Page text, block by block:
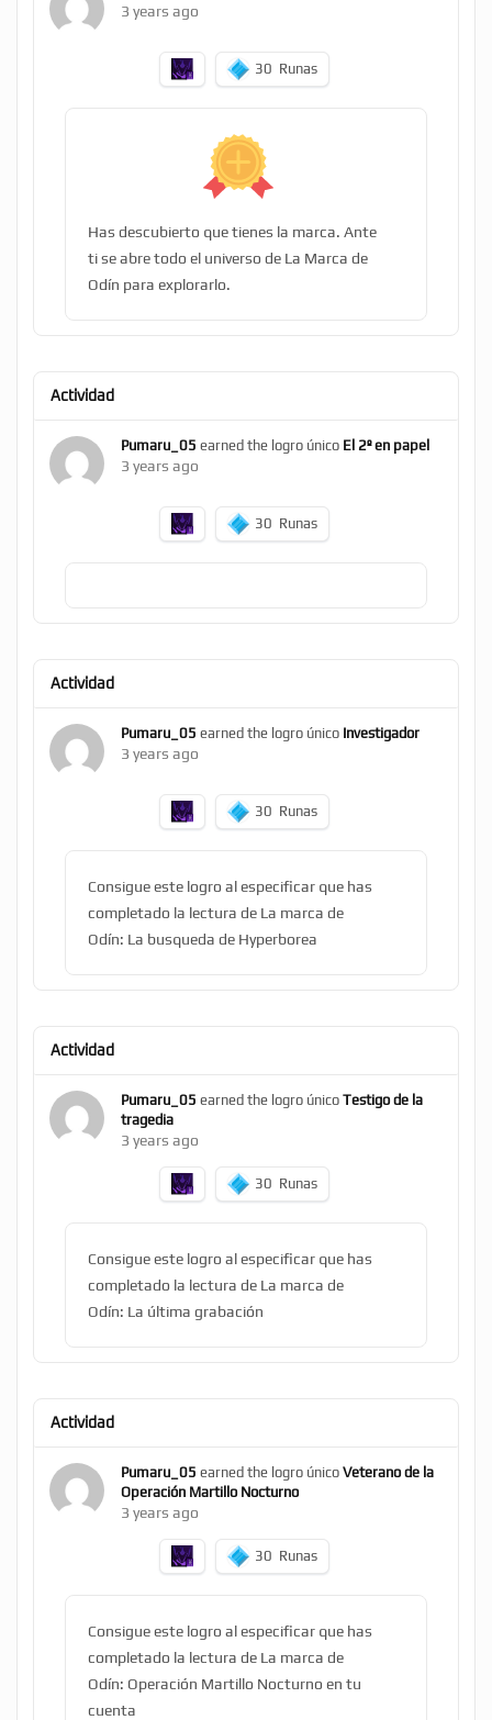
3 years ago
30 Runas
Has descubierto que tienes la marca. Ante
ti se abre todo el universo de La Marca de
Odín para explorarlo.
Actividad
Pumaru_05 earned the logro único El 2º en papel
3 years ago
30 Runas
Actividad
Pumaru_05 earned the logro único Investigador
3 years ago
30 Runas
Consigue este logro al especificar que has
completado la lectura de La marca de
Odín: La busqueda de Hyperborea
Actividad
Pumaru_05 earned the logro único Testigo de la
tragedia
3 years ago
30 Runas
Consigue este logro al especificar que has
completado la lectura de La marca de
Odín: La última grabación
Actividad
Pumaru_05 earned the logro único Veterano de la
Operación Martillo Nocturno
3 years ago
30 Runas
Consigue este logro al especificar que has
completado la lectura de La marca de
Odín: Operación Martillo Nocturno en tu
cuenta